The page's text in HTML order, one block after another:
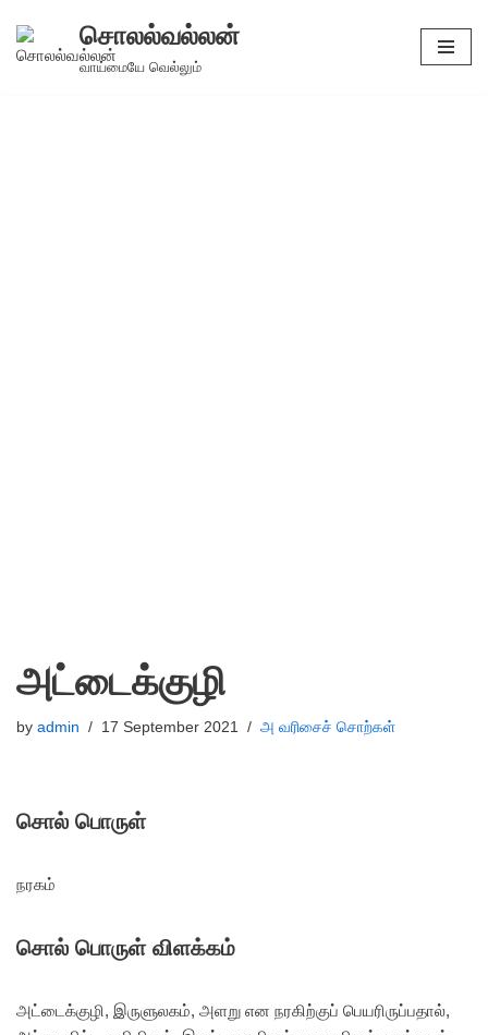
Skip
சொலல்வல்லன்
வாய்மையே வெல்லும்
அட்டைக்குழி
by admin 17 September 2021 அ வரிசைச் சொற்கள்
சொல் பொருள்
நரகம்
சொல் பொருள் விளக்கம்
அட்டைக்குழி, இருளுலகம், அளறு என நரகிற்குப் பெயரிருப்பதால்,